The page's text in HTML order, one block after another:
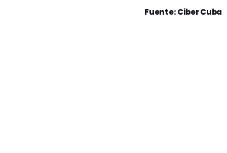
Fuente: Ciber Cuba